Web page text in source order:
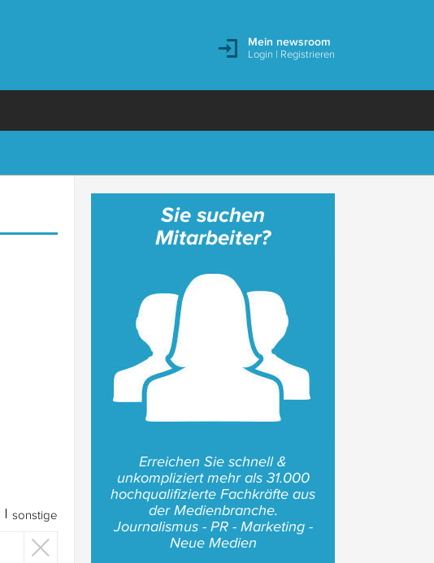
Mein newsroom
Login | Registrieren
sonstige
Sie suchen
Mitarbeiter?
Erreichen Sie schnell &
unkompliziert mehr als 31.000
hochqualifizierte Fachkräfte aus
der Medienbranche.
Journalismus - PR - Marketing -
Neue Medien